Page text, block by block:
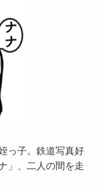
っ子。鉄道写真好
」、二人の間を走